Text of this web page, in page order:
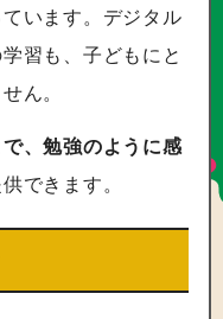
います。デジタル
習も、子どもにと
ん。
、勉強のように感
できます。